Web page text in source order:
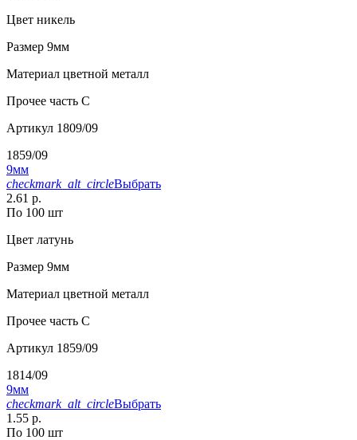
Цвет никель
Размер 9мм
Материал цветной металл
Прочее часть С
Артикул 1809/09
1859/09
9мм
checkmark_alt_circleВыбрать
2.61 р.
По 100 шт
Цвет латунь
Размер 9мм
Материал цветной металл
Прочее часть С
Артикул 1859/09
1814/09
9мм
checkmark_alt_circleВыбрать
1.55 р.
По 100 шт